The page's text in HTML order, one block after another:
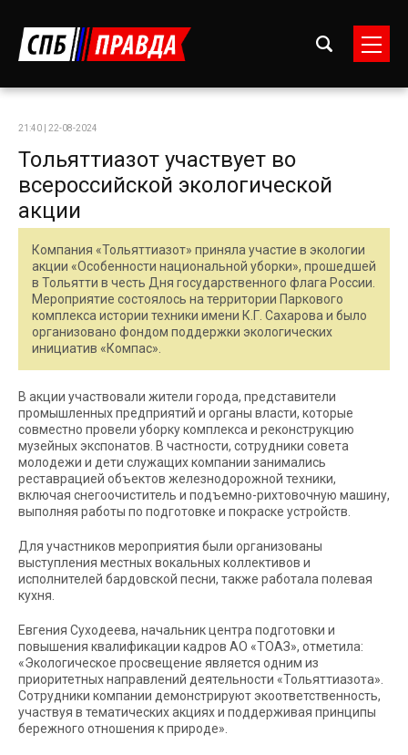
21:40 | 22-08-2024
Тольяттиазот участвует во
всероссийской экологической
акции
Компания «Тольяттиазот» приняла участие в экологии
акции «Особенности национальной уборки», прошедшей
в Тольятти в честь Дня государственного флага России.
Мероприятие состоялось на территории Паркового
комплекса истории техники имени К.Г. Сахарова и было
организовано фондом поддержки экологических
инициатив «Компас».
В акции участвовали жители города, представители
промышленных предприятий и органы власти, которые
совместно провели уборку комплекса и реконструкцию
музейных экспонатов. В частности, сотрудники совета
молодежи и дети служащих компании занимались
реставрацией объектов железнодорожной техники,
включая снегоочиститель и подъемно-рихтовочную машину,
выполняя работы по подготовке и покраске устройств.
Для участников мероприятия были организованы
выступления местных вокальных коллективов и
исполнителей бардовской песни, также работала полевая
кухня.
Евгения Суходеева, начальник центра подготовки и
повышения квалификации кадров АО «ТОАЗ», отметила:
«Экологическое просвещение является одним из
приоритетных направлений деятельности «Тольяттиазота».
Сотрудники компании демонстрируют экоответственность,
участвуя в тематических акциях и поддерживая принципы
бережного отношения к природе».